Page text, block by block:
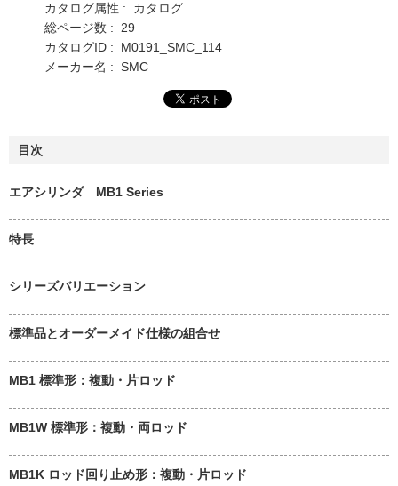
カタログ属性 : カタログ
総ページ数 : 29
カタログID : M0191_SMC_114
メーカー名 : SMC
目次
エアシリンダ MB1 Series
特長
シリーズバリエーション
標準品とオーダーメイド仕様の組合せ
MB1 標準形：複動・片ロッド
MB1W 標準形：複動・両ロッド
MB1K ロッド回り止め形：複動・片ロッド